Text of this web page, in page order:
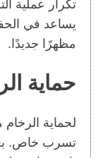
يساعد في
مظهرًا جديدًا.
حماية
لحماية
تسرب خاص.